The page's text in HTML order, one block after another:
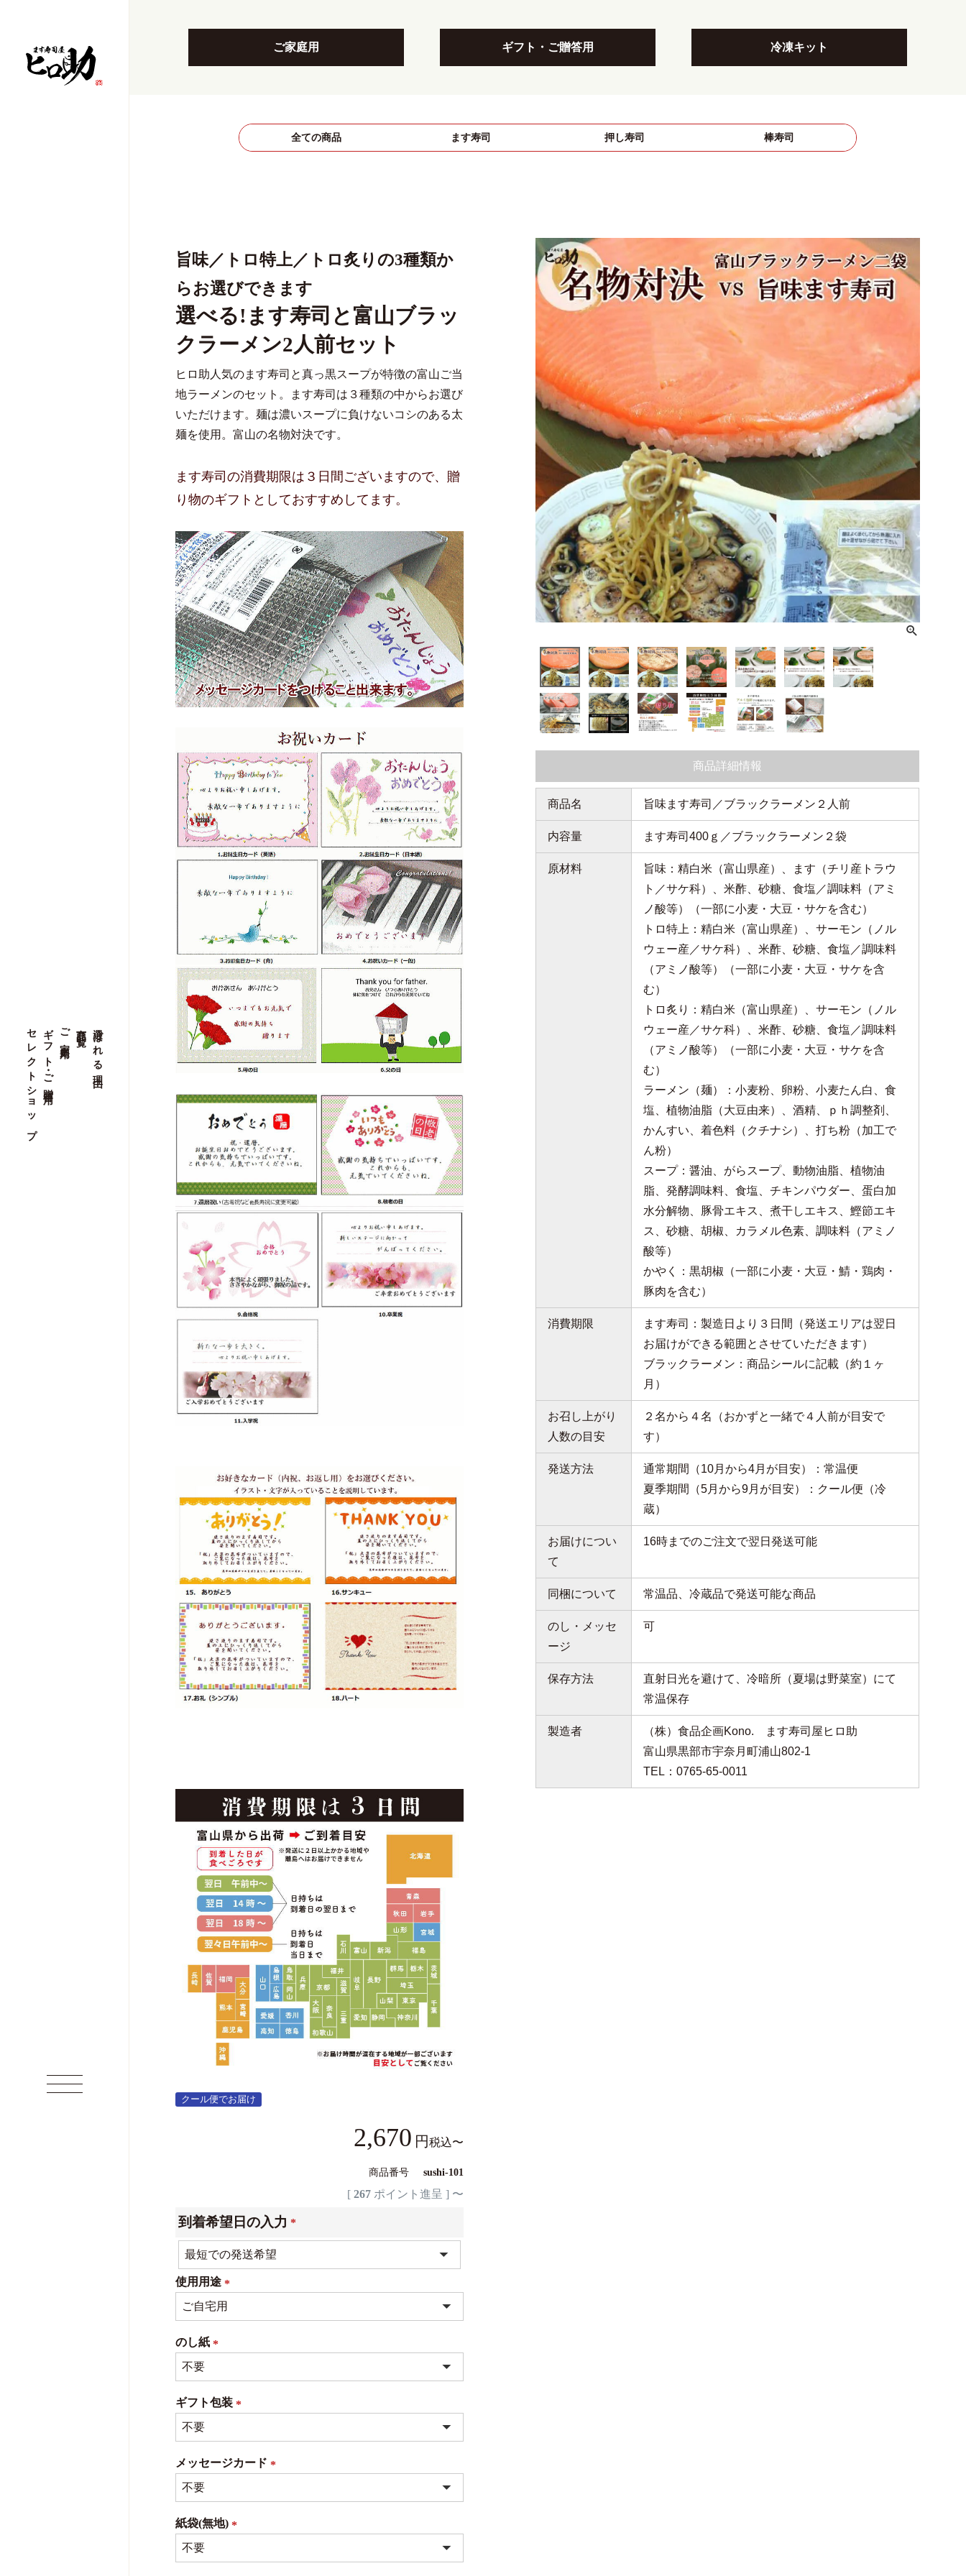
選ばれる理由
商品一覧
ご家庭用
ギフト・ご贈答用
セレクトショップ
ご家庭用 ギフト・ご贈答用 冷凍キット
全ての商品 ます寿司 押し寿司 棒寿司
商品詳細情報
商品名 旨味ます寿司／ブラックラーメン２人前
内容量 ます寿司400ｇ／ブラックラーメン２袋
原材料
旨味：精白米（富山県産）、ます（チリ産トラウ
ト／サケ科）、米酢、砂糖、食塩／調味料（アミ
ノ酸等）（一部に小麦・大豆・サケを含む）
トロ特上：精白米（富山県産）、サーモン（ノル
ウェー産／サケ科）、米酢、砂糖、食塩／調味料
（アミノ酸等）（一部に小麦・大豆・サケを含
む）
トロ炙り：精白米（富山県産）、サーモン（ノル
ウェー産／サケ科）、米酢、砂糖、食塩／調味料
（アミノ酸等）（一部に小麦・大豆・サケを含
む）
ラーメン（麺）：小麦粉、卵粉、小麦たん白、食
塩、植物油脂（大豆由来）、酒精、ｐｈ調整剤、
かんすい、着色料（クチナシ）、打ち粉（加工で
ん粉）
スープ：醤油、がらスープ、動物油脂、植物油
脂、発酵調味料、食塩、チキンパウダー、蛋白加
水分解物、豚骨エキス、煮干しエキス、鰹節エキ
ス、砂糖、胡椒、カラメル色素、調味料（アミノ
酸等）
かやく：黒胡椒（一部に小麦・大豆・鯖・鶏肉・
豚肉を含む）
消費期限
ます寿司：製造日より３日間（発送エリアは翌日
お届けができる範囲とさせていただきます）
ブラックラーメン：商品シールに記載（約１ヶ
月）
お召し上がり
人数の目安
２名から４名（おかずと一緒で４人前が目安で
す）
発送方法
通常期間（10月から4月が目安）：常温便
夏季期間（5月から9月が目安）：クール便（冷
蔵）
お届けについ
て
16時までのご注文で翌日発送可能
同梱について 常温品、冷蔵品で発送可能な商品
のし・メッセ
ージ
可
保存方法
直射日光を避けて、冷暗所（夏場は野菜室）にて
常温保存
製造者
（株）食品企画Kono. ます寿司屋ヒロ助
富山県黒部市宇奈月町浦山802-1
TEL：0765-65-0011
旨味／トロ特上／トロ炙りの3種類か
らお選びできます
選べる!ます寿司と富山ブラッ
クラーメン2人前セット
ヒロ助人気のます寿司と真っ黒スープが特徴の富山ご当
地ラーメンのセット。ます寿司は３種類の中からお選び
いただけます。麺は濃いスープに負けないコシのある太
麺を使用。富山の名物対決です。
ます寿司の消費期限は３日間ございますので、贈
り物のギフトとしておすすめしてます。
クール便でお届け
2,670 税込〜
商品番号 sushi-101
[ 267 ポイント進呈 ] 〜
到着希望日の入力
(必
須)
使用用途
(必
須)
のし紙
須)
ギフト包装
須)
メッセージカード
須)
紙袋(無地)
須)
選ばれる理由
商品一覧
ご家庭用
ギフト・ご贈答用
セレクトショップ